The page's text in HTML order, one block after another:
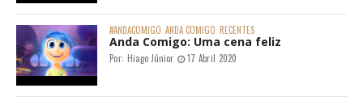
#ANDACOMIGO ANDA COMIGO RECENTES
Anda Comigo: Uma cena feliz
Por: Hiago Júnior 17 Abril 2020